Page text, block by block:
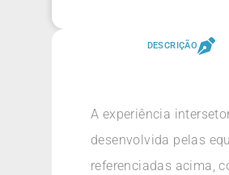
DESCRIÇÃO
A experiência
desenvolvida pelas
referenciadas acima,